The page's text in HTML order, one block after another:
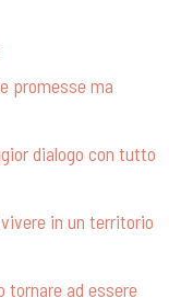
promesse ma
dialogo con tutto
in un territorio
tornare ad essere